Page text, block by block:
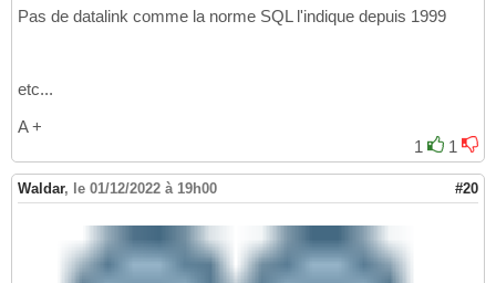
Pas de datalink comme la norme SQL l'indique depuis 1999
etc...
A +
1
1
Waldar, le 01/12/2022 à 19h00 #20